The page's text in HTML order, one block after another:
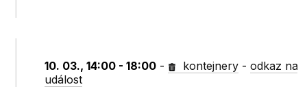
10. 03., 14:00 - 18:00 - kontejnery -odkaz na
událost